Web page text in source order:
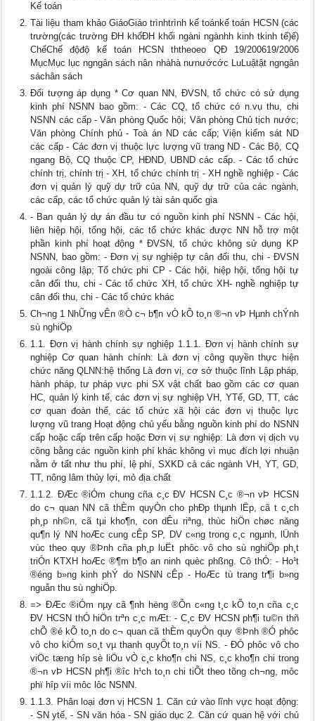
Kế toán
Tài liệu tham khảo GiáoGiáo trìnhtrình kế toánkế toán HCSN (các
trường(các trường ĐH khốĐH khối ngàni ngànhh kinh tkinh tế)ế)
ChếChế độđộ kế toán HCSN ththeoeo QĐ 19/200619/2006
MụcMục lục ngngân sách nân nhàhà nưnướcớc LuLuậtật ngngân
sáchân sách
Đối tượng áp dụng * Cơ quan NN, ĐVSN, tổ chức có sử dụng
kinh phí NSNN bao gồm: - Các CQ, tổ chức có n.vụ thu, chi
NSNN các cấp - Văn phòng Quốc hội; Văn phòng Chủ tịch nước;
Văn phòng Chính phủ - Toà án ND các cấp; Viện kiểm sát ND
các cấp - Các đơn vị thuộc lực lượng vũ trang ND - Các Bộ, CQ
ngang Bộ, CQ thuộc CP, HĐND, UBND các cấp. - Các tổ chức
chính trị, chính trị - XH, tổ chức chính trị - XH nghề nghiệp - Các
đơn vị quản lý quỹ dự trữ của NN, quỹ dự trữ của các ngành,
các cấp, các tổ chức quản lý tài sản quốc gia
- Ban quản lý dự án đầu tư có nguồn kinh phí NSNN - Các hội,
liên hiệp hội, tổng hội, các tổ chức khác được NN hỗ trợ một
phần kinh phí hoạt động * ĐVSN, tổ chức không sử dụng KP
NSNN, bao gồm: - Đơn vị sự nghiệp tự cân đối thu, chi - ĐVSN
ngoài công lập; Tổ chức phi CP - Các hội, hiệp hội, tổng hội tự
cân đối thu, chi - Các tổ chức XH, tổ chức XH- nghề nghiệp tự
cân đối thu, chi - Các tổ chức khác
Ch­¬ng 1 NhỮng vÊn ®Ò c¬ b¶n vÒ kÕ to¸n ®¬n vÞ Hµnh chÝnh
sù nghiÖp
1.1. Đơn vị hành chính sự nghiệp 1.1.1. Đơn vị hành chính sự
nghiệp Cơ quan hành chính: Là đơn vị công quyền thực hiện
chức năng QLNN:hệ thống Là đơn vị, cơ sở thuộc lĩnh Lập pháp,
hành pháp, tư pháp vực phi SX vật chất bao gồm các cơ quan
HC, quản lý kinh tế, các đơn vị sự nghiệp VH, YTế, GD, TT, các
cơ quan đoàn thể, các tổ chức xã hội các đơn vị thuộc lực
lượng vũ trang Hoạt động chủ yếu bằng nguồn kinh phí do NSNN
cấp hoặc cấp trên cấp hoặc Đơn vị sự nghiệp: Là đơn vị dịch vụ
công bằng các nguồn kinh phí khác không vì mục đích lợi nhuận
nằm ở tất như thu phí, lệ phí, SXKD cả các ngành VH, YT, GD,
TT, nông lâm thủy lợi, mỏ địa chất
1.1.2. ĐÆc ®iÓm chung cña c¸c ĐV HCSN C¸c ®¬n vÞ HCSN
do c¬ quan NN cã thÈm quyÒn cho phÐp thµnh lËp, cã t­ c¸ch
ph¸p nh©n, cã tµi kho¶n, con dÊu riªng, thùc hiÖn chøc năng
qu¶n lý NN hoÆc cung cÊp SP, DV c«ng trong c¸c ngµnh, lÜnh
vùc theo quy ®Þnh cña ph¸p luËt phôc vô cho sù nghiÖp ph¸t
triÓn KTXH hoÆc ®¶m b¶o an ninh quèc phßng. Cô thÓ: - Ho¹t
®éng b»ng kinh phÝ do NSNN cÊp - HoÆc tù trang tr¶i b»ng
nguån thu sù nghiÖp.
=> ĐÆc ®iÓm nµy cã ¶nh h­ëng ®Õn c«ng t¸c kÕ to¸n cña c¸c
ĐV HCSN thÓ hiÖn trªn c¸c mÆt: - C¸c ĐV HCSN ph¶i tu©n thñ
chÕ ®é kÕ to¸n do c¬ quan cã thÈm quyÒn quy ®Þnh ®Ó phôc
vô cho kiÓm so¸t vµ thanh quyÕt to¸n víi NS. - ĐÓ phôc vô cho
viÖc tæng hîp sè liÖu vÒ c¸c kho¶n chi NS, c¸c kho¶n chi trong
®¬n vÞ HCSN ph¶i ®­îc h¹ch to¸n chi tiÕt theo tõng ch­¬ng, môc
phï hîp víi môc lôc NSNN.
1.1.3. Phân loại đơn vị HCSN 1. Căn cứ vào lĩnh vực hoạt động:
- SN ytế, - SN văn hóa - SN giáo dục 2. Căn cứ quan hệ với chủ